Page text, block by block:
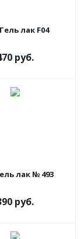
лак F04
руб.
Uno Гель лак № 493
руб.